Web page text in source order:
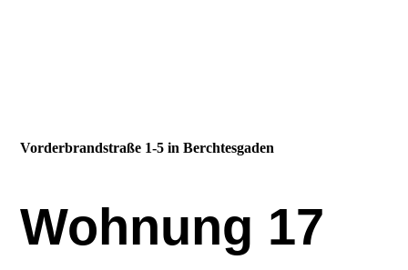
Vorderbrandstraße 1-5 in Berchtesgaden
Wohnung 17